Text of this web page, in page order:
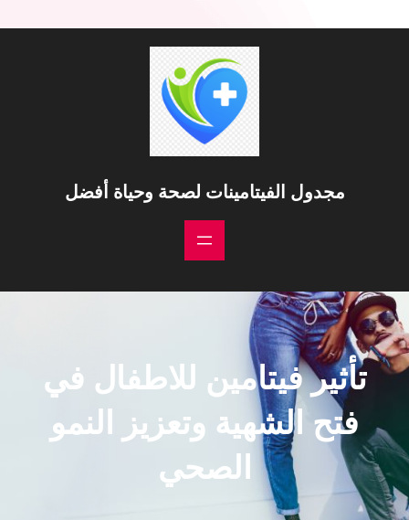
مجدول الفيتامينات لصحة وحياة أفضل
تأثير فيتامين للاطفال في
فتح الشهية وتعزيز النمو
الصحي